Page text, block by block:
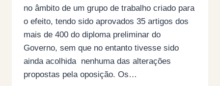
no âmbito de um grupo de trabalho criado para
o efeito, tendo sido aprovados 35 artigos dos
mais de 400 do diploma preliminar do
Governo, sem que no entanto tivesse sido
ainda acolhida nenhuma das alterações
propostas pela oposição. Os…